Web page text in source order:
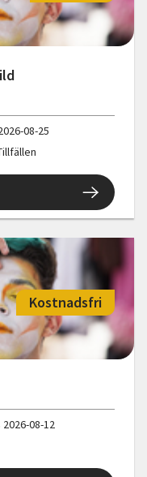
08-25
Kostnadsfri
08-12